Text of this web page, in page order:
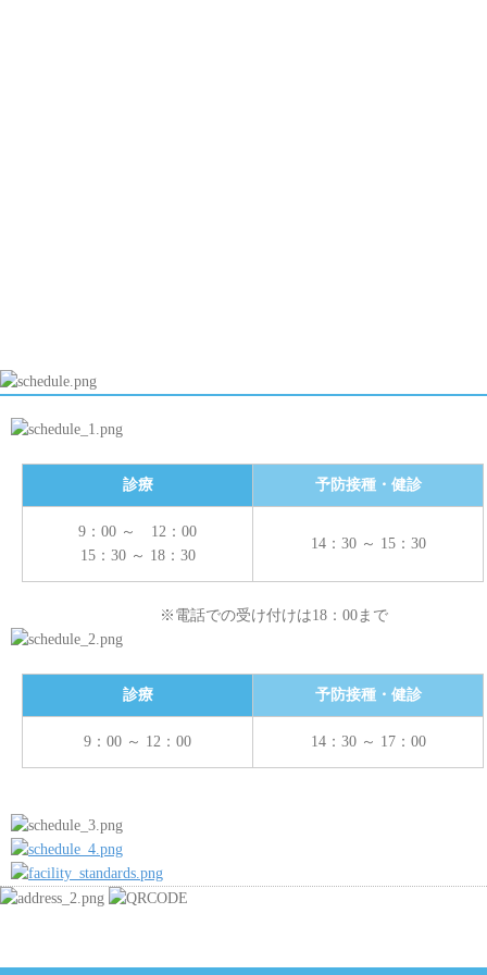
診療 予防接種・健診
9：00 ～ 12：00
15：30 ～ 18：30
14：30 ～ 15：30
※電話での受け付けは18：00まで
診療 予防接種・健診
9：00 ～ 12：00 14：30 ～ 17：00